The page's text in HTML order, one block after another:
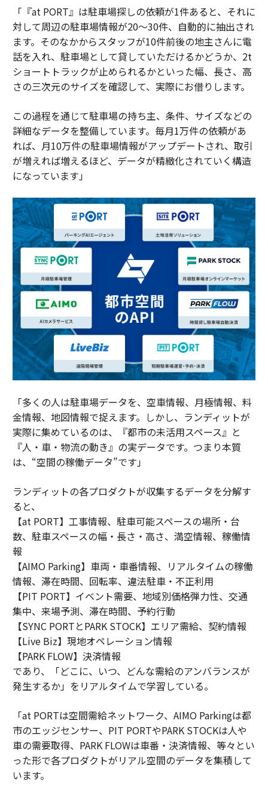
「『at PORT』は駐車場探しの依頼が1件あると、それに
対して周辺の駐車場情報が20～30件、自動的に抽出され
ます。そのなかからスタッフが10件前後の地主さんに電
話を入れ、駐車場として貸していただけるかどうか、2t
ショートトラックが止められるかといった幅、長さ、高
さの三次元のサイズを確認して、実際にお借りします。
この過程を通じて駐車場の持ち主、条件、サイズなどの
詳細なデータを整備しています。毎月1万件の依頼があ
れば、月10万件の駐車場情報がアップデートされ、取引
が増えれば増えるほど、データが精緻化されていく構造
になっています」
「多くの人は駐車場データを、空車情報、月極情報、料
金情報、地図情報で捉えます。しかし、ランディットが
実際に集めているのは、『都市の未活用スペース』と
『人・車・物流の動き』の実データです。つまり本質
は、“空間の稼働データ”です」
ランディットの各プロダクトが収集するデータを分解す
ると、
【at PORT】工事情報、駐車可能スペースの場所・台
数、駐車スペースの幅・長さ・高さ、満空情報、稼働情
報
【AIMO Parking】車両・車番情報、リアルタイムの稼働
情報、滞在時間、回転率、違法駐車・不正利用
【PIT PORT】イベント需要、地域別価格弾力性、交通
集中、来場予測、滞在時間、予約行動
【SYNC PORTとPARK STOCK】エリア需給、契約情報
【Live Biz】現地オペレーション情報
【PARK FLOW】決済情報
であり、「どこに、いつ、どんな需給のアンバランスが
発生するか」をリアルタイムで学習している。
「at PORTは空間需給ネットワーク、AIMO Parkingは都
市のエッジセンサー、PIT PORTやPARK STOCKは人や
車の需要取得、PARK FLOWは車番・決済情報、等々とい
った形で各プロダクトがリアル空間のデータを集積して
います。